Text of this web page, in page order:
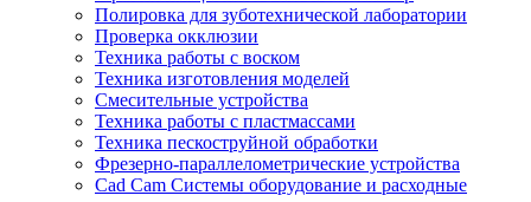
Полировка для зуботехнической лаборатории
Проверка окклюзии
Техника работы с воском
Техника изготовления моделей
Смесительные устройства
Техника работы с пластмассами
Техника пескоструйной обработки
Фрезерно-параллелометрические устройства
Cad Cam Системы оборудование и расходные